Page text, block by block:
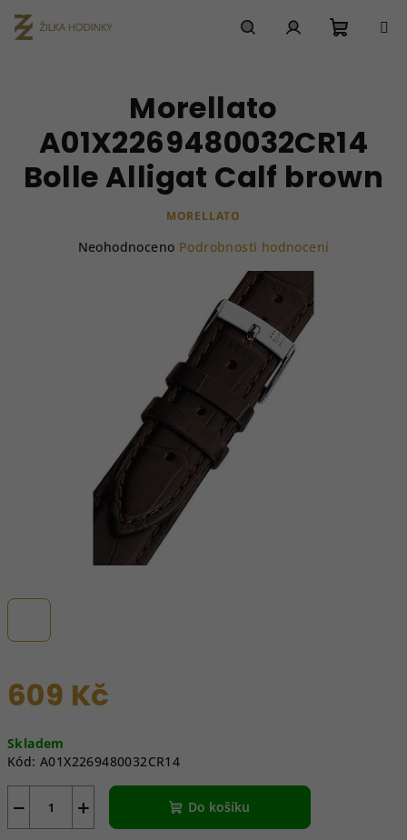
na
obsah
609 Kč
cena:
Skladem
Kód: A01X2269480032CR14
+
− Do košíku
Morellato
A01X2269480032CR14
Bolle Alligat Calf brown
MORELLATO
Neohodnoceno Podrobnosti hodnocení